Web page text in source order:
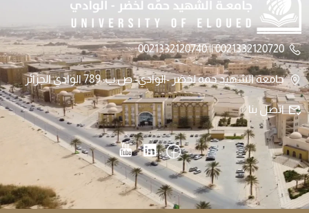
0021332120720 || 0021332120740
جامعة الشهيد حمه لخضر -الوادي- ص.ب: 789 الوادي الجزائر
اتصل بنا